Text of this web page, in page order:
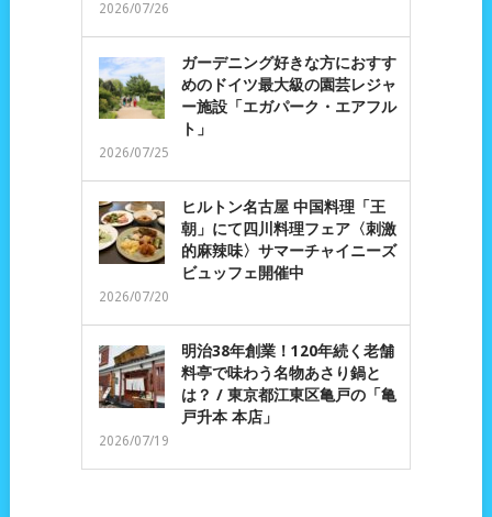
2026/07/26
ガーデニング好きな方におすす
めのドイツ最大級の園芸レジャ
ー施設「エガパーク・エアフル
ト」
2026/07/25
ヒルトン名古屋 中国料理「王
朝」にて四川料理フェア〈刺激
的麻辣味〉サマーチャイニーズ
ビュッフェ開催中
2026/07/20
明治38年創業！120年続く老舗
料亭で味わう名物あさり鍋と
は？ / 東京都江東区亀戸の「亀
戸升本 本店」
2026/07/19